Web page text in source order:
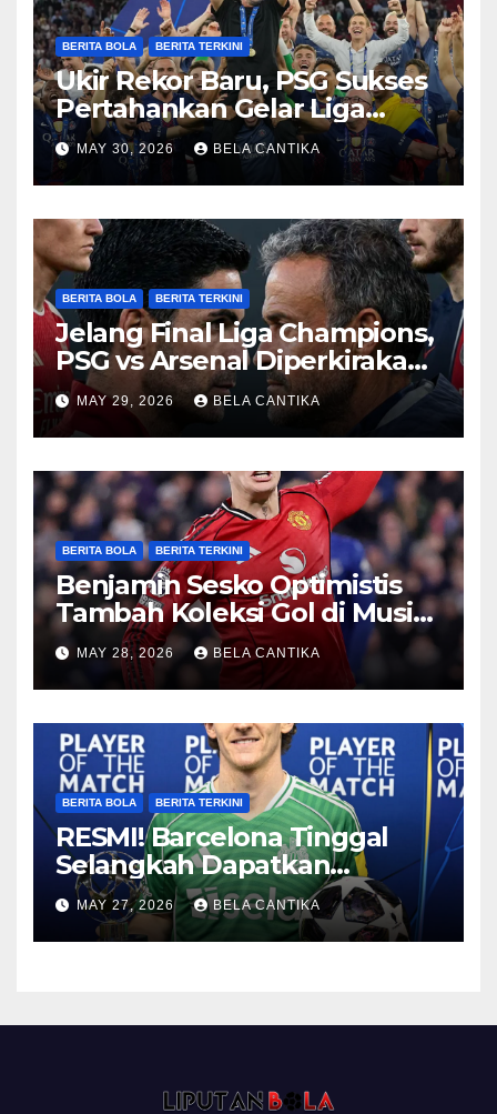
BERITA BOLA BERITA TERKINI
Ukir Rekor Baru, PSG Sukses
Pertahankan Gelar Liga
Champions
MAY 30, 2026 BELA CANTIKA
BERITA BOLA BERITA TERKINI
Jelang Final Liga Champions,
PSG vs Arsenal Diperkirakan
Sengit
MAY 29, 2026 BELA CANTIKA
BERITA BOLA BERITA TERKINI
Benjamin Sesko Optimistis
Tambah Koleksi Gol di Musim
2026/27
MAY 28, 2026 BELA CANTIKA
BERITA BOLA BERITA TERKINI
RESMI! Barcelona Tinggal
Selangkah Dapatkan
Anthony Gordon
MAY 27, 2026 BELA CANTIKA